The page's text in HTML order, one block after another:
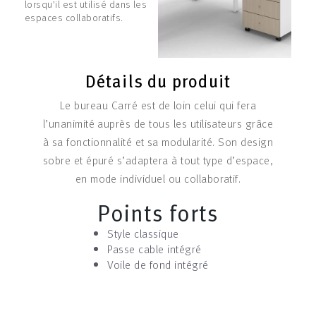
lorsqu’il est utilisé dans les
espaces collaboratifs.
Détails du produit
Le bureau Carré est de loin celui qui fera
l’unanimité auprès de tous les utilisateurs grâce
à sa fonctionnalité et sa modularité. Son design
sobre et épuré s’adaptera à tout type d’espace,
en mode individuel ou collaboratif.
Points forts
Style classique
Passe cable intégré
Voile de fond intégré